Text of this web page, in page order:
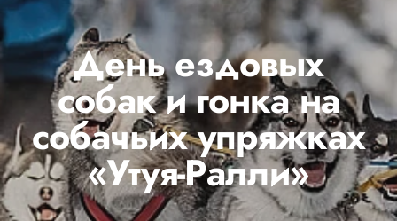
День ездовых
собак и гонка на
собачьих упряжках
«Утуя-Ралли»